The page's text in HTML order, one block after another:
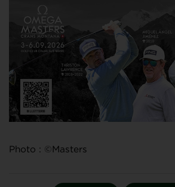
Photo : ©Masters